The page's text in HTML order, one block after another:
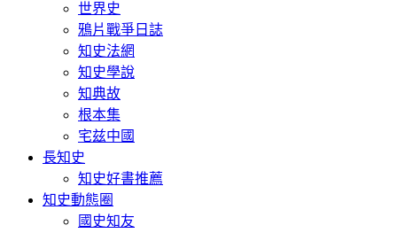
世界史
鴉片戰爭日誌
知史法網
知史學說
知典故
根本集
宅兹中國
長知史
知史好書推薦
知史動態圈
國史知友